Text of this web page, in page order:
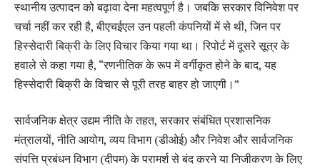
स्थानीय उत्पादन को बढ़ावा देना महत्वपूर्ण है। जबकि सरकार विनिवेश पर
चर्चा नहीं कर रही है, बीएचईएल उन पहली कंपनियों में से थी, जिन पर
हिस्सेदारी बिक्री के लिए विचार किया गया था। रिपोर्ट में दूसरे सूत्र के
हवाले से कहा गया है, “रणनीतिक के रूप में वर्गीकृत होने के बाद, यह
हिस्सेदारी बिक्री के विचार से पूरी तरह बाहर हो जाएगी।”
सार्वजनिक क्षेत्र उद्यम नीति के तहत, सरकार संबंधित प्रशासनिक
मंत्रालयों, नीति आयोग, व्यय विभाग (डीओई) और निवेश और सार्वजनिक
संपत्ति प्रबंधन विभाग (दीपम) के परामर्श से बंद करने या निजीकरण के लिए